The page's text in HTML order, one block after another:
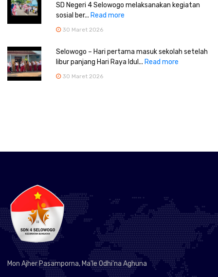
SD Negeri 4 Selowogo melaksanakan kegiatan
sosial ber... Read more
30 Maret 2026
Selowogo – Hari pertama masuk sekolah setelah
libur panjang Hari Raya Idul... Read more
30 Maret 2026
Mon Ajher Pasamporna, Ma'le Odhi'na Aghuna